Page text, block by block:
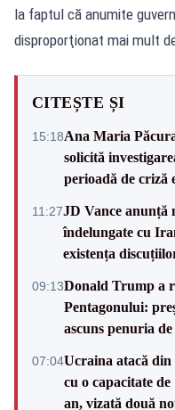
la faptul că anumite
disproporţionat mai mult
CITEȘTE ȘI
15:18Ana Maria
solicită
perioadă de criză
11:27JD Vance anunță
îndelungate cu
existența
09:13Donald Trump a
Pentagonului:
ascuns penuria
07:04Ucraina atacă
cu o capacitate
an, vizată două